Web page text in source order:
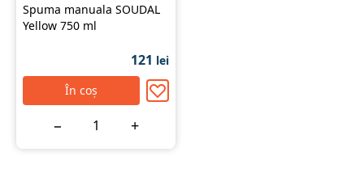
Spuma manuala SOUDAL
Yellow 750 ml
121 lei
În coș
− +